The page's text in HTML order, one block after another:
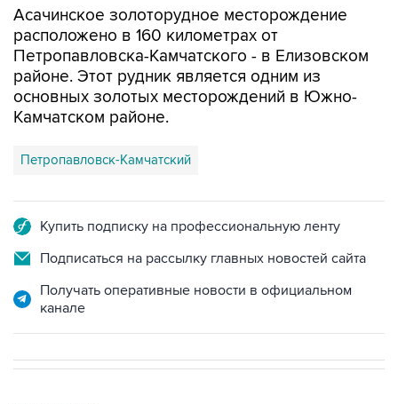
Асачинское золоторудное месторождение
расположено в 160 километрах от
Петропавловска-Камчатского - в Елизовском
районе. Этот рудник является одним из
основных золотых месторождений в Южно-
Камчатском районе.
Петропавловск-Камчатский
Купить подписку на профессиональную ленту
Подписаться на рассылку главных новостей сайта
Получать оперативные новости в официальном
канале